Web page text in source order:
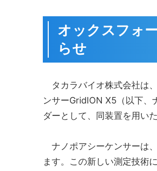
オックスフォ
らせ
タカラバイオ株式会社は
ンサーGridION X5（以下、
ダーとして、同装置を用い
ナノポアシーケンサーは
ます。この新しい測定技術